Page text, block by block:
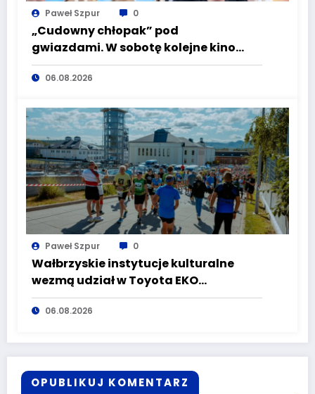
Paweł Szpur 0
„Cudowny chłopak” pod
gwiazdami. W sobotę kolejne kino
plenerowe w Aqua Zdroju
06.08.2026
Paweł Szpur 0
Wałbrzyskie instytucje kulturalne
wezmą udział w Toyota EKO
Półmaraton Wałbrzych
06.08.2026
OPUBLIKUJ KOMENTARZ